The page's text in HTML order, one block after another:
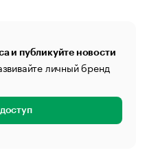
и публикуйте новости
личный бренд